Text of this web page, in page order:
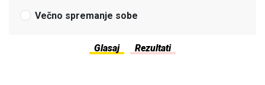
Večno spremanje sobe